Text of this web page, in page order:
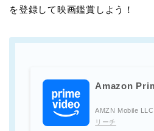
を登録して映画鑑賞しよう！
Amazon
AMZN Mobile LLC
リーチ